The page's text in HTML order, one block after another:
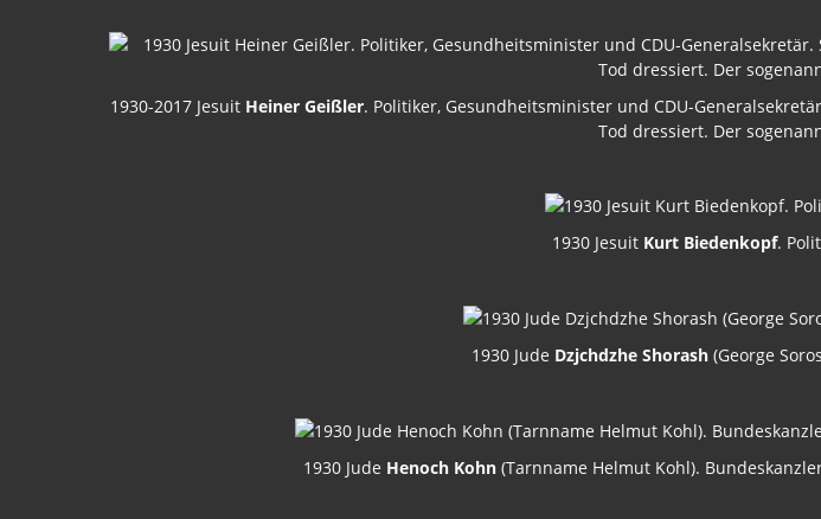
1930-2017 Jesuit Heiner Geißler. Politiker, Gesundheitsminister und CDU-
Tod dressiert. Der
1930 Jesuit Kurt Biedenkopf.
1930 Jude Dzjchdzhe Shorash (George
1930 Jude Henoch Kohn(Tarnname Helmut Kohl).